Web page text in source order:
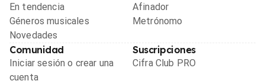
En tendencia
Géneros musicales
Novedades
Afinador
Metrónomo
Comunidad
Iniciar sesión o crear una
cuenta
Suscripciones
Cifra Club PRO